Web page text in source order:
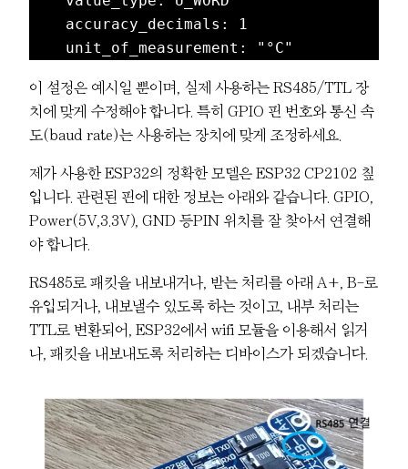
이 설정은 예시일 뿐이며, 실제 사용하는 RS485/TTL 장
치에 맞게 수정해야 합니다. 특히 GPIO 핀 번호와 통신 속
도(baud rate)는 사용하는 장치에 맞게 조정하세요.
제가 사용한 ESP32의 정확한 모델은 ESP32 CP2102 칲
입니다. 관련된 핀에 대한 정보는 아래와 같습니다. GPIO,
Power(5V,3.3V), GND 등PIN 위치를 잘 찾아서 연결해
야 합니다.
RS485로 패킷을 내보내거나, 받는 처리를 아래 A+, B-로
유입되거나, 내보낼수 있도록 하는 것이고, 내부 처리는
TTL로 변환되어, ESP32에서 wifi 모듈을 이용해서 읽거
나, 패킷을 내보내도록 처리하는 디바이스가 되겠습니다.